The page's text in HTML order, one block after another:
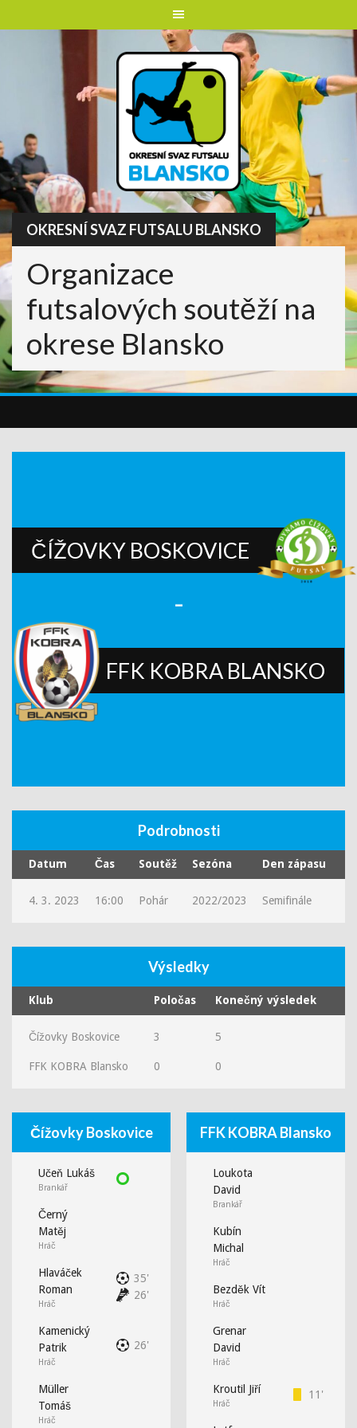
to
OKRESNÍ SVAZ FUTSALU BLANSKO
Organizace
futsalových soutěží na
okrese Blansko
ČÍŽOVKY BOSKOVICE
-
FFK KOBRA BLANSKO
Podrobnosti
Datum Čas Soutěž Sezóna Den zápasu
4. 3. 2023 16:00 Pohár 2022/2023 Semifinále
Výsledky
Klub Poločas Konečný výsledek
Čížovky Boskovice 3 5
FFK KOBRA Blansko 0 0
Čížovky Boskovice
Učeň Lukáš
Brankář
Černý
Matěj
Hráč
Hlaváček
Roman
Hráč
35'
26'
Kamenický
Patrik
Hráč
26'
Müller
Tomáš
Hráč
FFK KOBRA Blansko
Loukota
David
Brankář
Kubín
Michal
Hráč
Bezděk Vít
Hráč
Grenar
David
Hráč
Kroutil Jiří
Hráč
11'